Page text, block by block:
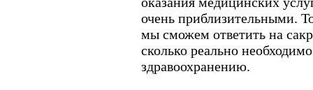
очень приблизительными.
мы сможем ответить на
сколько реально
здравоохранению.